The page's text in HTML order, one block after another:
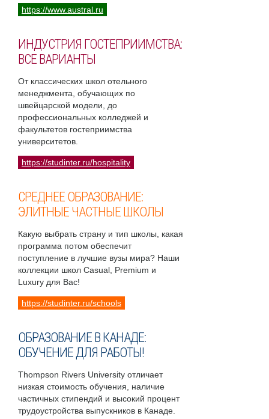
https://www.austral.ru
ИНДУСТРИЯ ГОСТЕПРИИМСТВА:
ВСЕ ВАРИАНТЫ
От классических школ отельного
менеджмента, обучающих по
швейцарской модели, до
профессиональных колледжей и
факультетов гостеприимства
университетов.
https://studinter.ru/hospitality
СРЕДНЕЕ ОБРАЗОВАНИЕ:
ЭЛИТНЫЕ ЧАСТНЫЕ ШКОЛЫ
Какую выбрать страну и тип школы, какая
программа потом обеспечит
поступление в лучшие вузы мира? Наши
коллекции школ Casual, Premium и
Luxury для Вас!
https://studinter.ru/schools
ОБРАЗОВАНИЕ В КАНАДЕ:
ОБУЧЕНИЕ ДЛЯ РАБОТЫ!
Thompson Rivers University отличает
низкая стоимость обучения, наличие
частичных стипендий и высокий процент
трудоустройства выпускников в Канаде.